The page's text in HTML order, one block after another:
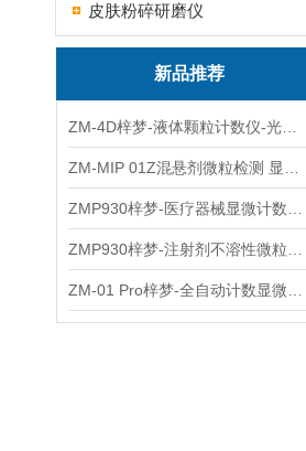
皮肤粉碎研磨仪
新品推荐